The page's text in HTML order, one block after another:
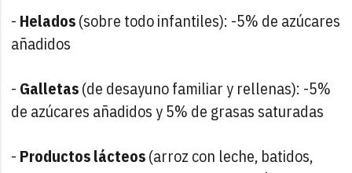
- Helados(sobre todo infantiles): -5% de azúcares
añadidos
- Galletas(de desayuno familiar y rellenas): -5%
de azúcares añadidos y 5% de grasas saturadas
- Productos lácteos(arroz con leche, batidos,